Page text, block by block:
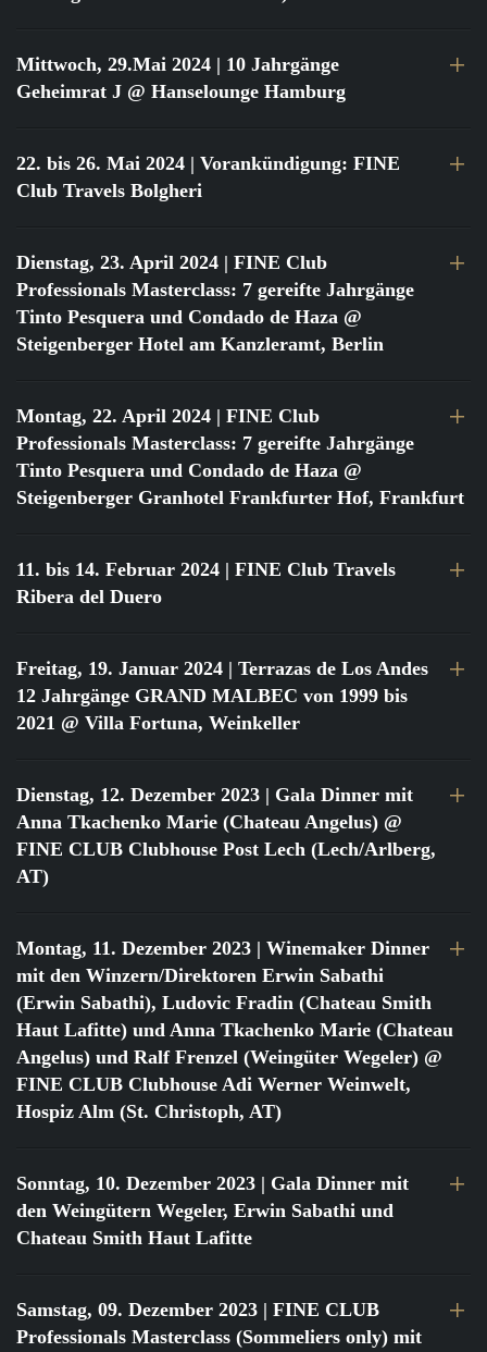
Mittwoch, 29.Mai 2024 | 10 Jahrgänge
Geheimrat J @ Hanselounge Hamburg
22. bis 26. Mai 2024 | Vorankündigung: FINE
Club Travels Bolgheri
Dienstag, 23. April 2024 | FINE Club
Professionals Masterclass: 7 gereifte Jahrgänge
Tinto Pesquera und Condado de Haza @
Steigenberger Hotel am Kanzleramt, Berlin
Montag, 22. April 2024 | FINE Club
Professionals Masterclass: 7 gereifte Jahrgänge
Tinto Pesquera und Condado de Haza @
Steigenberger Granhotel Frankfurter Hof, Frankfurt
11. bis 14. Februar 2024 | FINE Club Travels
Ribera del Duero
Freitag, 19. Januar 2024 | Terrazas de Los Andes
12 Jahrgänge GRAND MALBEC von 1999 bis
2021 @ Villa Fortuna, Weinkeller
Dienstag, 12. Dezember 2023 | Gala Dinner mit
Anna Tkachenko Marie (Chateau Angelus) @
FINE CLUB Clubhouse Post Lech (Lech/Arlberg,
AT)
Montag, 11. Dezember 2023 | Winemaker Dinner
mit den Winzern/Direktoren Erwin Sabathi
(Erwin Sabathi), Ludovic Fradin (Chateau Smith
Haut Lafitte) und Anna Tkachenko Marie (Chateau
Angelus) und Ralf Frenzel (Weingüter Wegeler) @
FINE CLUB Clubhouse Adi Werner Weinwelt,
Hospiz Alm (St. Christoph, AT)
Sonntag, 10. Dezember 2023 | Gala Dinner mit
den Weingütern Wegeler, Erwin Sabathi und
Chateau Smith Haut Lafitte
Samstag, 09. Dezember 2023 | FINE CLUB
Professionals Masterclass (Sommeliers only) mit